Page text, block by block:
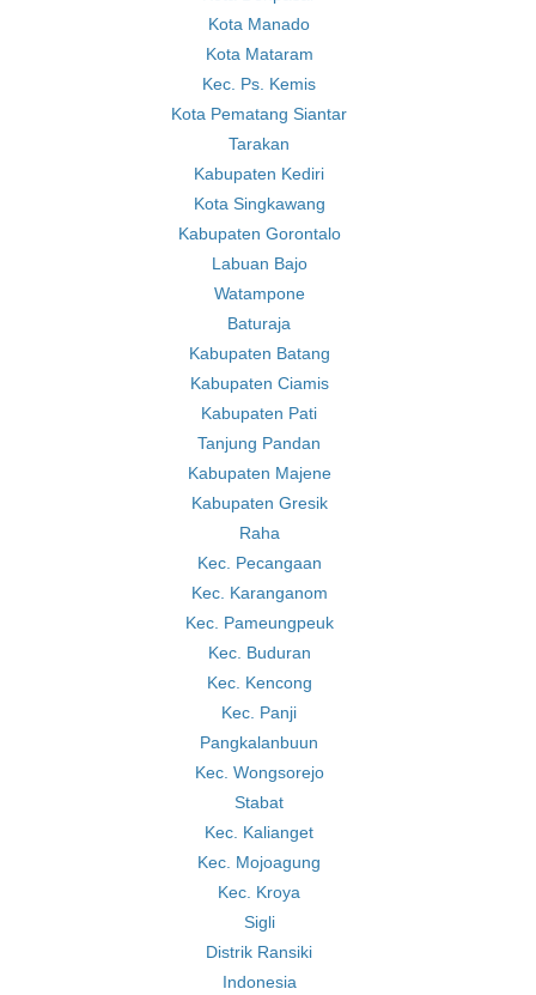
Kota Manado
Kota Mataram
Kec. Ps. Kemis
Kota Pematang Siantar
Tarakan
Kabupaten Kediri
Kota Singkawang
Kabupaten Gorontalo
Labuan Bajo
Watampone
Baturaja
Kabupaten Batang
Kabupaten Ciamis
Kabupaten Pati
Tanjung Pandan
Kabupaten Majene
Kabupaten Gresik
Raha
Kec. Pecangaan
Kec. Karanganom
Kec. Pameungpeuk
Kec. Buduran
Kec. Kencong
Kec. Panji
Pangkalanbuun
Kec. Wongsorejo
Stabat
Kec. Kalianget
Kec. Mojoagung
Kec. Kroya
Sigli
Distrik Ransiki
Indonesia